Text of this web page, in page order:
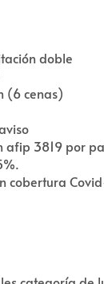
doble
(6 cenas)
afip 3819 por
cobertura